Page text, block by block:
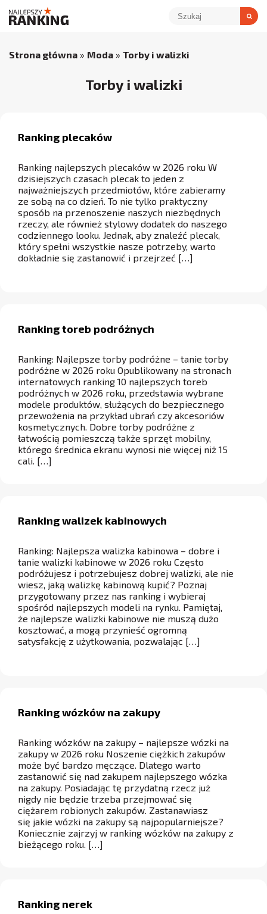
Strona główna » Moda » Torby i walizki
Torby i walizki
Ranking plecaków
Ranking najlepszych plecaków w 2026 roku W
dzisiejszych czasach plecak to jeden z
najważniejszych przedmiotów, które zabieramy
ze sobą na co dzień. To nie tylko praktyczny
sposób na przenoszenie naszych niezbędnych
rzeczy, ale również stylowy dodatek do naszego
codziennego looku. Jednak, aby znaleźć plecak,
który spełni wszystkie nasze potrzeby, warto
dokładnie się zastanowić i przejrzeć […]
Ranking toreb podróżnych
Ranking: Najlepsze torby podróżne – tanie torby
podróżne w 2026 roku Opublikowany na stronach
internatowych ranking 10 najlepszych toreb
podróżnych w 2026 roku, przedstawia wybrane
modele produktów, służących do bezpiecznego
przewożenia na przykład ubrań czy akcesoriów
kosmetycznych. Dobre torby podróżne z
łatwością pomieszczą także sprzęt mobilny,
którego średnica ekranu wynosi nie więcej niż 15
cali. […]
Ranking walizek kabinowych
Ranking: Najlepsza walizka kabinowa – dobre i
tanie walizki kabinowe w 2026 roku Często
podróżujesz i potrzebujesz dobrej walizki, ale nie
wiesz, jaką walizkę kabinową kupić? Poznaj
przygotowany przez nas ranking i wybieraj
spośród najlepszych modeli na rynku. Pamiętaj,
że najlepsze walizki kabinowe nie muszą dużo
kosztować, a mogą przynieść ogromną
satysfakcję z użytkowania, pozwalając […]
Ranking wózków na zakupy
Ranking wózków na zakupy – najlepsze wózki na
zakupy w 2026 roku Noszenie ciężkich zakupów
może być bardzo męczące. Dlatego warto
zastanowić się nad zakupem najlepszego wózka
na zakupy. Posiadając tę przydatną rzecz już
nigdy nie będzie trzeba przejmować się
ciężarem robionych zakupów. Zastanawiasz
się jakie wózki na zakupy są najpopularniejsze?
Koniecznie zajrzyj w ranking wózków na zakupy z
bieżącego roku. […]
Ranking nerek